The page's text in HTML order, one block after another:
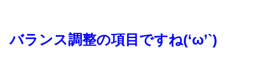
バランス調整の項目ですね(‘ω’`)